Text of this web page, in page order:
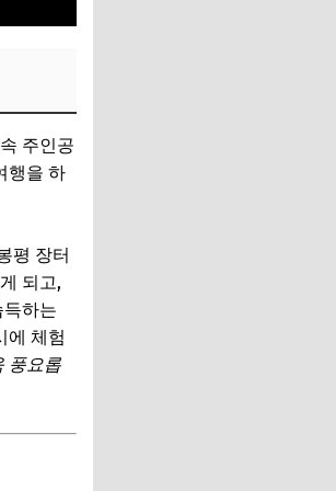
주인공
행을 하
평 장터
되고,
하는
에 체험
풍요롭